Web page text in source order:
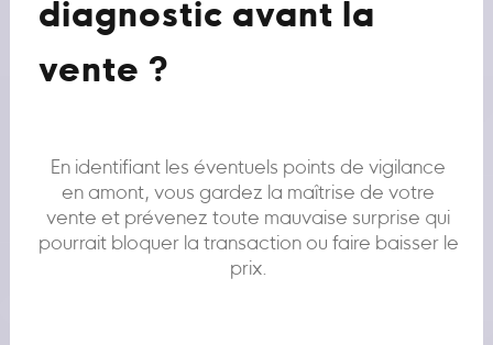
diagnostic avant la
vente ?
En identifiant les éventuels points de vigilance
en amont, vous gardez la maîtrise de votre
vente et prévenez toute mauvaise surprise qui
pourrait bloquer la transaction ou faire baisser le
prix.